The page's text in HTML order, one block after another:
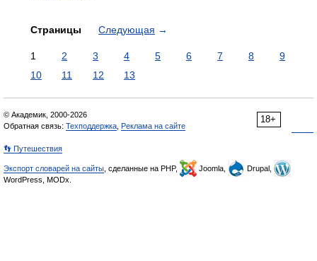
Страницы Следующая →
1 2 3 4 5 6 7 8
9
10
11 12 13
18+
© Академик, 2000-2026
Обратная связь: Техподдержка Реклама на сайте
👣 Путешествия
Экспорт словарей на сайты , сделанные на PHP, Joomla,
Drupal,
WordPress, MODx.